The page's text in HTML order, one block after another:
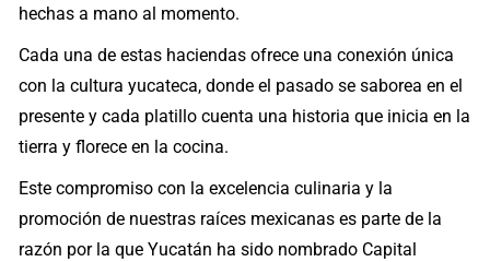
hechas a mano al momento.
Cada una de estas haciendas ofrece una conexión única
con la cultura yucateca, donde el pasado se saborea en el
presente y cada platillo cuenta una historia que inicia en la
tierra y florece en la cocina.
Este compromiso con la excelencia culinaria y la
promoción de nuestras raíces mexicanas es parte de la
razón por la que Yucatán ha sido nombrado Capital